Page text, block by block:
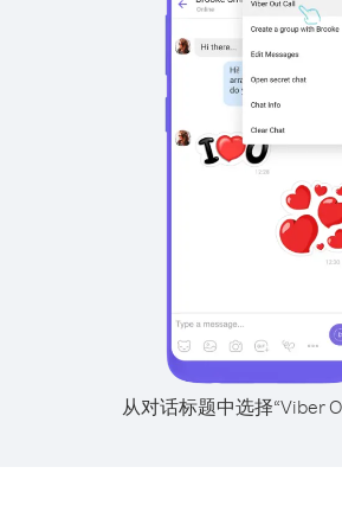
从对话标题中选择“Viber